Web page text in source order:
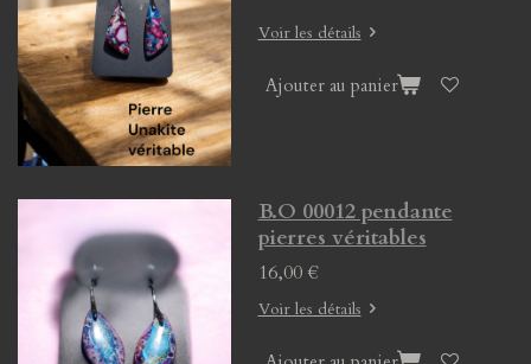
Voir les détails
Ajouter au panier
B.O 00012 pendante
pierres véritables
16,00 €
Voir les détails